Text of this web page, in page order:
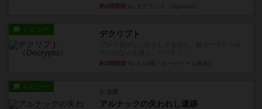
約4時間前
レビュー デクリプト
約5時間前
レビュー
充実
アルナックの失われし遺跡